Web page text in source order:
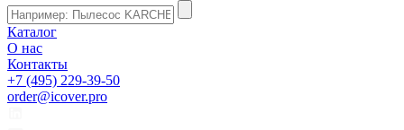
Каталог
О нас
Контакты
+7 (495) 229-39-50
order@icover.pro